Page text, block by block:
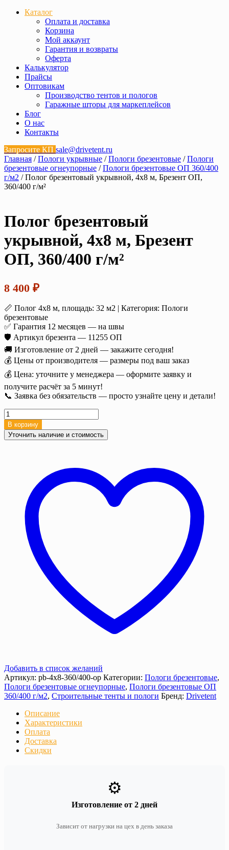
Каталог
Оплата и доставка
Корзина
Мой аккаунт
Гарантия и возвраты
Оферта
Калькулятор
Прайсы
Оптовикам
Производство тентов и пологов
Гаражные шторы для маркеплейсов
Блог
О нас
Контакты
Запросите КП sale@drivetent.ru
Главная /Пологи укрывные /Пологи брезентовые /Пологи
брезентовые огнеупорные /Пологи брезентовые ОП 360/400
г/м2 / Полог брезентовый укрывной, 4х8 м, Брезент ОП,
360/400 г/м²
Полог брезентовый
укрывной, 4х8 м, Брезент
ОП, 360/400 г/м²
8 400 ₽
📏 Полог 4х8 м, площадь: 32 м2 | Категория: Пологи
брезентовые
✅ Гарантия 12 месяцев — на швы
🛡️ Артикул брезента — 11255 ОП
🚚 Изготовление от 2 дней — закажите сегодня!
💰 Цены от производителя — размеры под ваш заказ
💰 Цена: уточните у менеджера — оформите заявку и
получите расчёт за 5 минут!
📞 Заявка без обязательств — просто узнайте цену и детали!
Количество
товара
Полог
брезентовый
360/400
В корзину
Уточнить наличие и стоимость
Добавить в список желаний
Артикул: pb-4x8-360/400-op Категории: Пологи брезентовые,
Пологи брезентовые огнеупорные, Пологи брезентовые ОП
360/400 г/м2, Строительные тенты и пологи Бренд: Drivetent
Описание
Характеристики
Оплата
Доставка
Скидки
⚙️
Изготовление от 2 дней
Зависит от нагрузки на цех в день заказа